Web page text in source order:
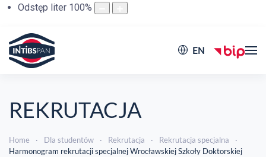
Odstęp liter 100%
EN
REKRUTACJA
Home Dla studentów Rekrutacja
Rekrutacja specjalna
Harmonogram rekrutacji specjalnej Wrocławskiej Szkoły Doktorskiej